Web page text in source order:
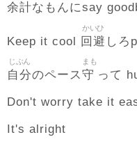
余計なもんにsay
Keep it cool 回避
かいひ
しろ
自分
じぶん
のペース守
まも
って
Don't worry take it
It's alright